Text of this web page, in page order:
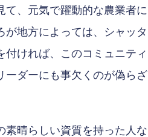
、元気で躍動的な農業者に
地方によっては、シャッタ
ければ、このコミュニティ
ーダーにも事欠くのが偽らざ
素晴らしい資質を持った人な